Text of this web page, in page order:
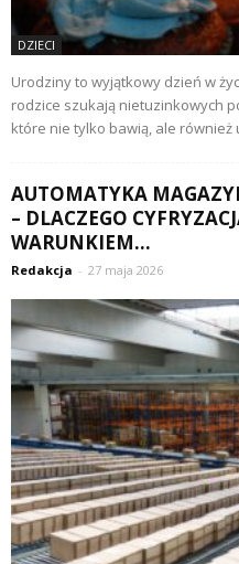
DZIECI
Urodziny to wyjątkowy dzień w
rodzice szukają nietuzinkowych
które nie tylko bawią, ale również
AUTOMATYKA
– DLACZEGO
WARUNKIEM...
Redakcja - 27 maja 2026